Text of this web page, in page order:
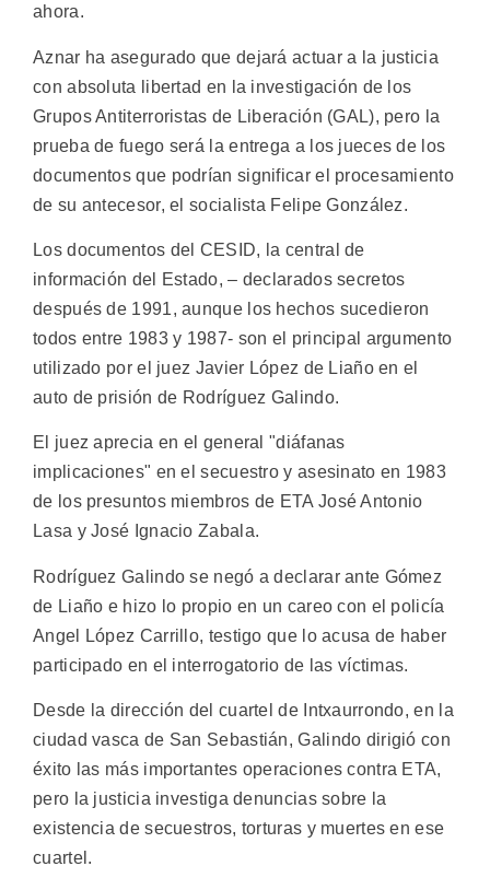
ahora.
Aznar ha asegurado que dejará actuar a la justicia
con absoluta libertad en la investigación de los
Grupos Antiterroristas de Liberación (GAL), pero la
prueba de fuego será la entrega a los jueces de los
documentos que podrían significar el procesamiento
de su antecesor, el socialista Felipe González.
Los documentos del CESID, la central de
información del Estado, – declarados secretos
después de 1991, aunque los hechos sucedieron
todos entre 1983 y 1987- son el principal argumento
utilizado por el juez Javier López de Liaño en el
auto de prisión de Rodríguez Galindo.
El juez aprecia en el general "diáfanas
implicaciones" en el secuestro y asesinato en 1983
de los presuntos miembros de ETA José Antonio
Lasa y José Ignacio Zabala.
Rodríguez Galindo se negó a declarar ante Gómez
de Liaño e hizo lo propio en un careo con el policía
Angel López Carrillo, testigo que lo acusa de haber
participado en el interrogatorio de las víctimas.
Desde la dirección del cuartel de Intxaurrondo, en la
ciudad vasca de San Sebastián, Galindo dirigió con
éxito las más importantes operaciones contra ETA,
pero la justicia investiga denuncias sobre la
existencia de secuestros, torturas y muertes en ese
cuartel.